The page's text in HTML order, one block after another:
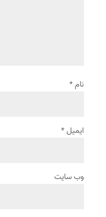
نام*
ایمیل*
وب‌ سایت